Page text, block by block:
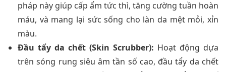
pháp này giúp cấp ẩm tức thì, tăng cường tuần hoàn
máu, và mang lại sức sống cho làn da mệt mỏi, xỉn
màu.
Đầu tẩy da chết (Skin Scrubber): Hoạt động dựa
trên sóng rung siêu âm tần số cao, đầu tẩy da chết